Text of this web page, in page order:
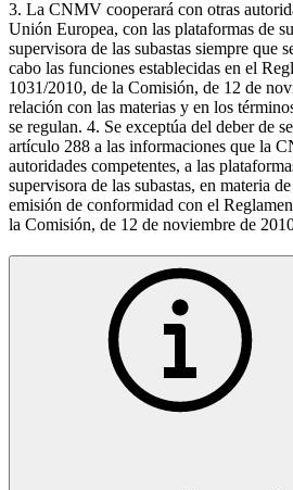
3. La CNMV cooperará con otras
Unión Europea, con las plataformas de
supervisora de las subastas siempre que
cabo las funciones establecidas en el
1031/2010, de la Comisión, de 12 de
relación con las materias y en los
se regulan. 4. Se exceptúa del deber de
artículo 288 a las informaciones que la
autoridades competentes, a las
supervisora de las subastas, en materia
emisión de conformidad con el
la Comisión, de 12 de noviembre de